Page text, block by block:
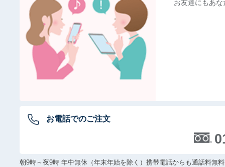
お友達にもあな
お電話でのご注文
朝9時～夜9時 年中無休（年末年始を除く）携帯電話からも通話料無